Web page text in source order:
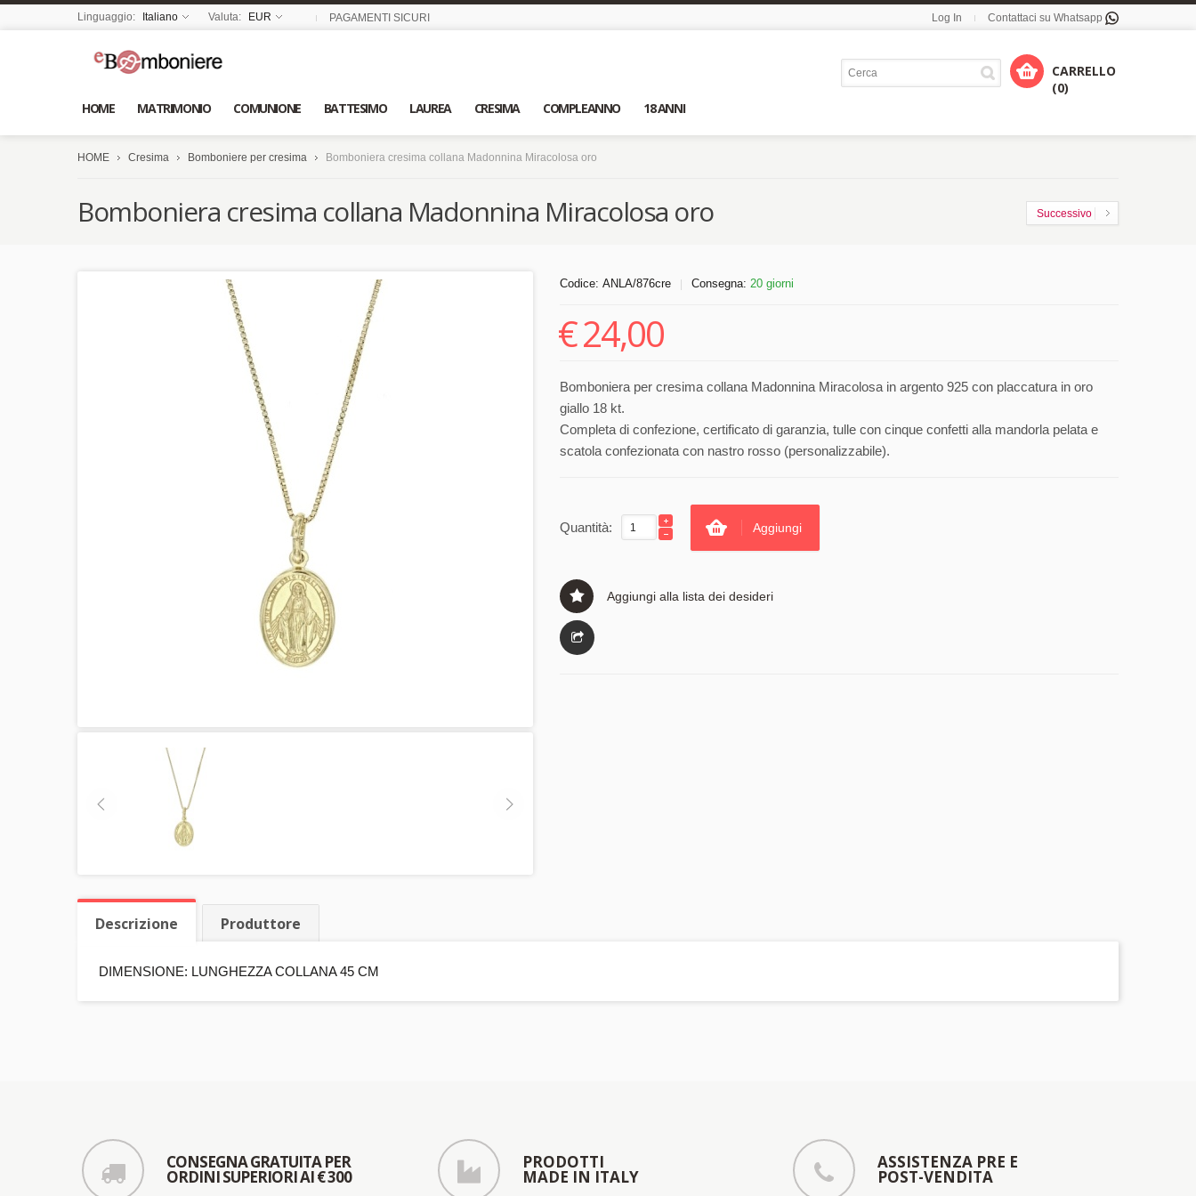
Linguaggio: Italiano Valuta: EUR PAGAMENTI SICURI Log In Contattaci su Whatsapp
HOME MATRIMONIO COMUNIONE BATTESIMO LAUREA CRESIMA COMPLEANNO 18 ANNI
CARRELLO
(0)
HOME Cresima Bomboniere per cresima Bomboniera cresima collana Madonnina Miracolosa oro
Successivo
Bomboniera cresima collana Madonnina Miracolosa oro
Codice: ANLA/876cre Consegna: 20 giorni
€24,00
Bomboniera per cresima collana Madonnina Miracolosa in argento 925 con placcatura in oro
giallo 18 kt.
Completa di confezione, certificato di garanzia, tulle con cinque confetti alla mandorla pelata e
scatola confezionata con nastro rosso (personalizzabile).
Quantità: Aggiungi
Aggiungi alla lista dei desideri
Descrizione Produttore
DIMENSIONE: LUNGHEZZA COLLANA 45 CM
CONSEGNA GRATUITA PER
ORDINI SUPERIORI AI € 300
PRODOTTI
MADE IN ITALY
ASSISTENZA PRE E
POST-VENDITA